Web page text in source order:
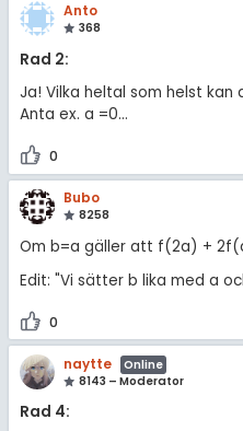
Anto
368
Rad 2:
Ja! Vilka heltal som helst
Anta ex. a =0…
0
Bubo
8258
Om b=a gäller att f(2a) +
Edit: "Vi sätter b lika med a
0
naytte
Online
8143 – Moderator
Rad 4: